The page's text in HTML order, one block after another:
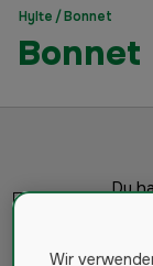
Hylte /Bonnet
Bonnet
Du
Wir